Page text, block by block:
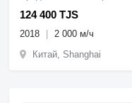
124 400 TJS
2018
2 000 м/ч
Китай, Shanghai